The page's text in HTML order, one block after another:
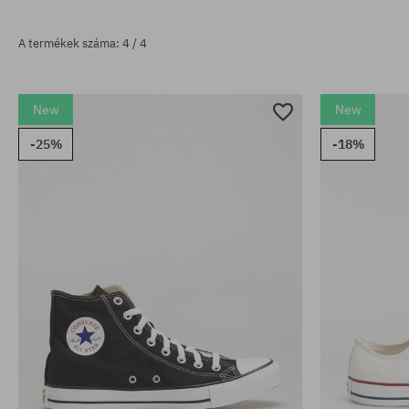
A termékek száma: 4 / 4
New
-25%
New
-18%